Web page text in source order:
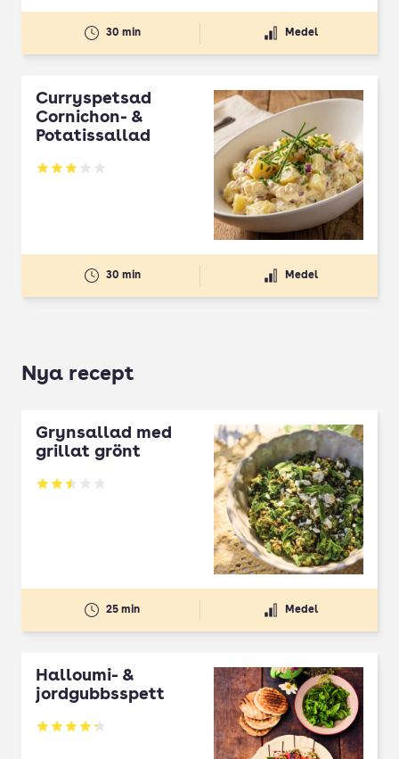
30 min Medel
Curryspetsad
Cornichon- &
Potatissallad
Betyg: 3 av 5
30 min Medel
Nya recept
Grynsallad med
grillat grönt
Betyg: 2.5 av 5
25 min Medel
Halloumi- &
jordgubbsspett
Betyg: 4.3 av 5